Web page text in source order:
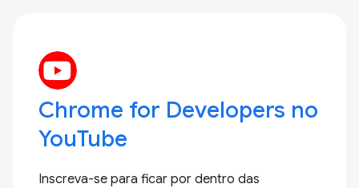
Chrome for Developers no
YouTube
Inscreva-se para ficar por dentro das